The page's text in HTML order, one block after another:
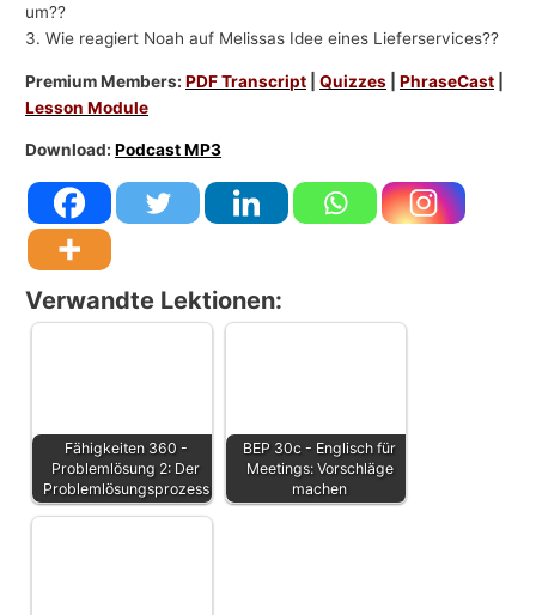
um??
3. Wie reagiert Noah auf Melissas Idee eines Lieferservices??
Premium Members:PDF Transcript |Quizzes |PhraseCast
Lesson Module
Download:Podcast MP3
Verwandte Lektionen:
Fähigkeiten 360 -
Problemlösung 2: Der
Problemlösungsprozess
BEP 30c - Englisch für
Meetings: Vorschläge
machen